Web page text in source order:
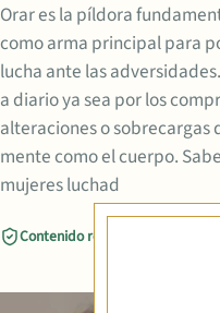
Orar es la píldora
como arma principal para
lucha ante las
a diario ya sea por los
alteraciones o sobrecargas
mente como el cuerpo.
mujeres luchad
Contenido revisado